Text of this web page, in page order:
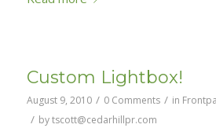
Custom Lightbox!
August 9, 2010 / 0 Comments / in
/ bytscott@cedarhillpr.com